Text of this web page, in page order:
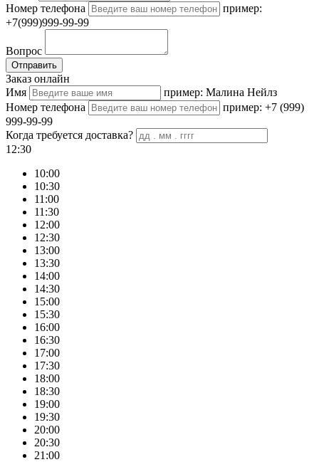
Номер телефона
пример:
+7(999)999-99-99
Вопрос
Отправить
Заказ онлайн
Имя
пример: Малина Нейлз
Номер телефона
пример: +7 (999)
999-99-99
Когда требуется доставка?
12:30
10:00
10:30
11:00
11:30
12:00
12:30
13:00
13:30
14:00
14:30
15:00
15:30
16:00
16:30
17:00
17:30
18:00
18:30
19:00
19:30
20:00
20:30
21:00